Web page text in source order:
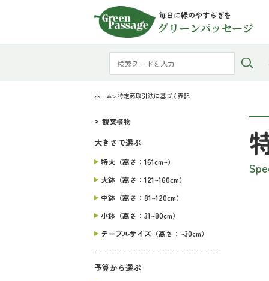
毎日に緑のやすらぎを
グリーンパッセージ
ホーム> 特定商取引法に基づく表記
観葉植物
大きさで選ぶ
特大（高さ：161cm~）
大鉢（高さ：121~160cm）
中鉢（高さ：81~120cm）
小鉢（高さ：31~80cm）
テーブルサイズ（高さ：~30cm）
予算から選ぶ